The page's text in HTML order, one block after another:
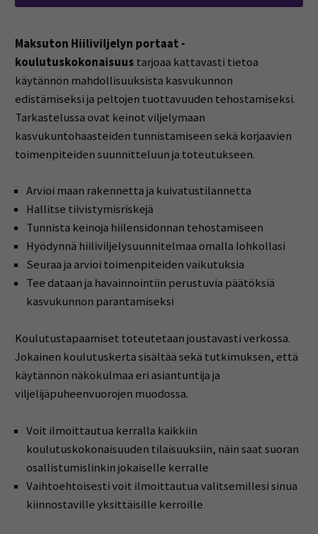
Maksuton Hiiliviljelyn portaat -
koulutuskokonaisuus tarjoaa kattavasti tietoa
käytännön mahdollisuuksista kasvukunnon
edistämiseksi ja peltojen tuottavuuden tehostamiseksi.
Tarkastelussa ovat keinot viljelymaan
kasvukuntohaasteiden tunnistamiseen sekä korjaavien
toimenpiteiden suunnitteluun ja toteutukseen.
Arvioi maan rakennetta ja kuivatustilannetta
Hallitse tiivistymisriskejä
Tunnista keinoja hiilensidonnan tehostamiseen
Hyödynnä hiiliviljelysuunnitelmaa omalla lohkollasi
Seuraa ja arvioi toimenpiteiden vaikutuksia
Tee dataan ja havainnointiin perustuvia päätöksiä
kasvukunnon parantamiseksi
Koulutustapaamiset toteutetaan joustavasti verkossa.
Jokainen koulutuskerta sisältää sekä tutkimuksen, että
käytännön näkökulmaa eri asiantuntija ja
viljelijäpuheenvuorojen muodossa.
Voit ilmoittautua kerralla kaikkiin
koulutuskokonaisuuden tilaisuuksiin, näin saat suoran
osallistumislinkin jokaiselle kerralle
Vaihtoehtoisesti voit ilmoittautua valitsemillesi sinua
kiinnostaville yksittäisille kerroille